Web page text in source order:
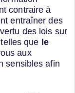
contraire à
entraîner des
des lois sur
que le
aux
sensibles afin